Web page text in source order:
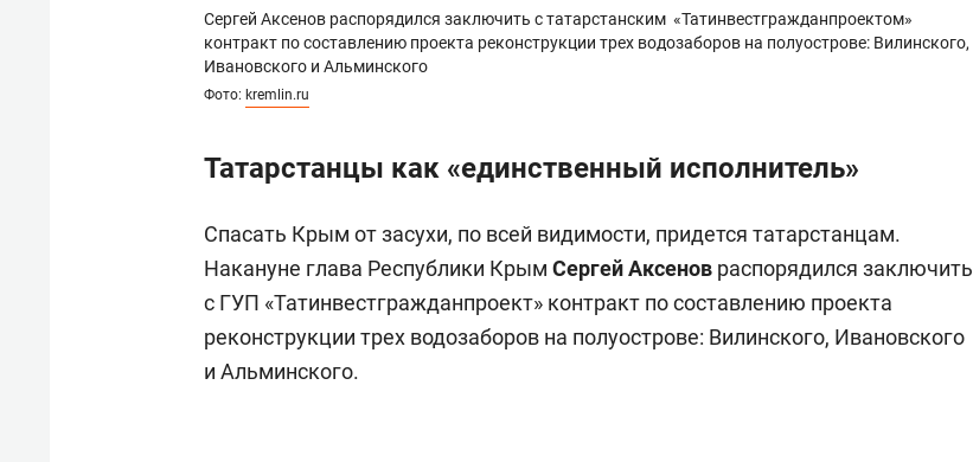
Сергей Аксенов распорядился заключить с татарстанским «Татинвестгражданпроектом»
контракт по составлению проекта реконструкции трех водозаборов на полуострове: Вилинского,
Ивановского и Альминского
Фото: kremlin.ru
Татарстанцы как «единственный исполнитель»
Спасать Крым от засухи, по всей видимости, придется татарстанцам.
Накануне глава Республики Крым Сергей Аксенов распорядился заключить
с ГУП «Татинвестгражданпроект» контракт по составлению проекта
реконструкции трех водозаборов на полуострове: Вилинского, Ивановского
и Альминского.